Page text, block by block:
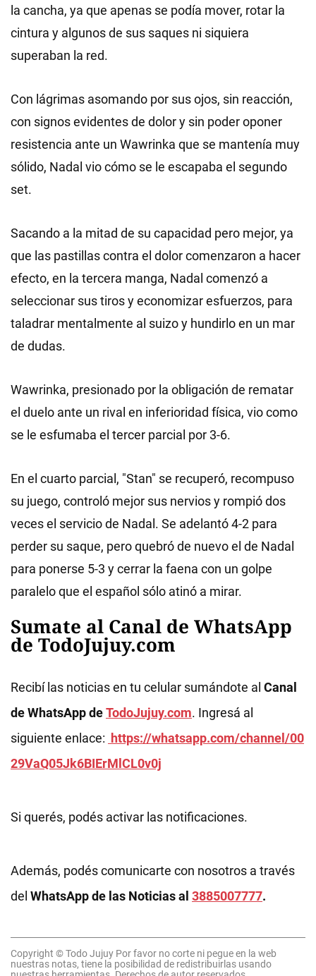
la cancha, ya que apenas se podía mover, rotar la
cintura y algunos de sus saques ni siquiera
superaban la red.
Con lágrimas asomando por sus ojos, sin reacción,
con signos evidentes de dolor y sin poder oponer
resistencia ante un Wawrinka que se mantenía muy
sólido, Nadal vio cómo se le escapaba el segundo
set.
Sacando a la mitad de su capacidad pero mejor, ya
que las pastillas contra el dolor comenzaron a hacer
efecto, en la tercera manga, Nadal comenzó a
seleccionar sus tiros y economizar esfuerzos, para
taladrar mentalmente al suizo y hundirlo en un mar
de dudas.
Wawrinka, presionado por la obligación de rematar
el duelo ante un rival en inferioridad física, vio como
se le esfumaba el tercer parcial por 3-6.
En el cuarto parcial, "Stan" se recuperó, recompuso
su juego, controló mejor sus nervios y rompió dos
veces el servicio de Nadal. Se adelantó 4-2 para
perder su saque, pero quebró de nuevo el de Nadal
para ponerse 5-3 y cerrar la faena con un golpe
paralelo que el español sólo atinó a mirar.
Sumate al Canal de WhatsApp
de TodoJujuy.com
Recibí las noticias en tu celular sumándote al Canal
de WhatsApp deTodoJujuy.com. Ingresá al
siguiente enlace: https://whatsapp.com/channel/00
29VaQ05Jk6BIErMlCL0v0j
Si querés, podés activar las notificaciones.
Además, podés comunicarte con nosotros a través
del WhatsApp de las Noticias al 3885007777.
Copyright © Todo Jujuy Por favor no corte ni pegue en la web
nuestras notas, tiene la posibilidad de redistribuirlas usando